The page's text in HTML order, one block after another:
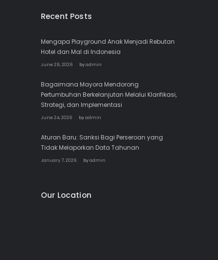
Recent Posts
Mengapa Playground Anak Menjadi Rebutan
Hotel dan Mal di Indonesia
June 29, 2026 byadmin
Bagaimana Mayora Mendorong
Pertumbuhan Berkelanjutan Melalui Klarifikasi,
Strategi, dan Implementasi
June 24, 2026 byadmin
Aturan Baru: Sanksi Bagi Perseroan yang
Tidak Melaporkan Data Tahunan
January 7, 2026 byadmin
Our Location